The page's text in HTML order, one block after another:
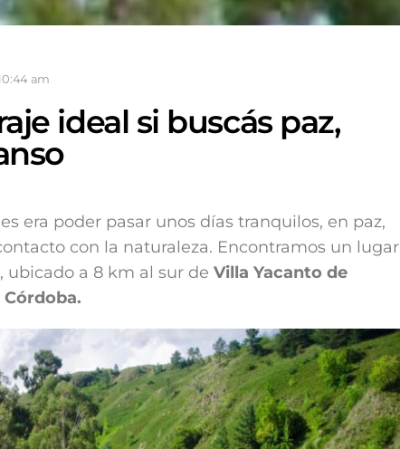
am
ideal si buscás paz,
era poder pasar unos días tranquilos, en paz,
con la naturaleza. Encontramos un lugar
, ubicado a 8 km al sur de Villa Yacanto de
Córdoba.